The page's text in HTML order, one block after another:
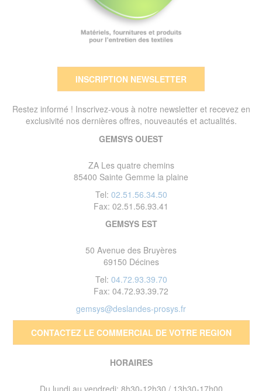
INSCRIPTION NEWSLETTER
Restez informé ! Inscrivez-vous à notre newsletter et recevez en
exclusivité nos dernières offres, nouveautés et actualités.
GEMSYS OUEST
ZA Les quatre chemins
85400 Sainte Gemme la plaine
Tel: 02.51.56.34.50
Fax: 02.51.56.93.41
GEMSYS EST
50 Avenue des Bruyères
69150 Décines
Tel: 04.72.93.39.70
Fax: 04.72.93.39.72
gemsys@deslandes-prosys.fr
CONTACTEZ LE COMMERCIAL DE VOTRE REGION
HORAIRES
Du lundi au vendredi: 8h30-12h30 / 13h30-17h00